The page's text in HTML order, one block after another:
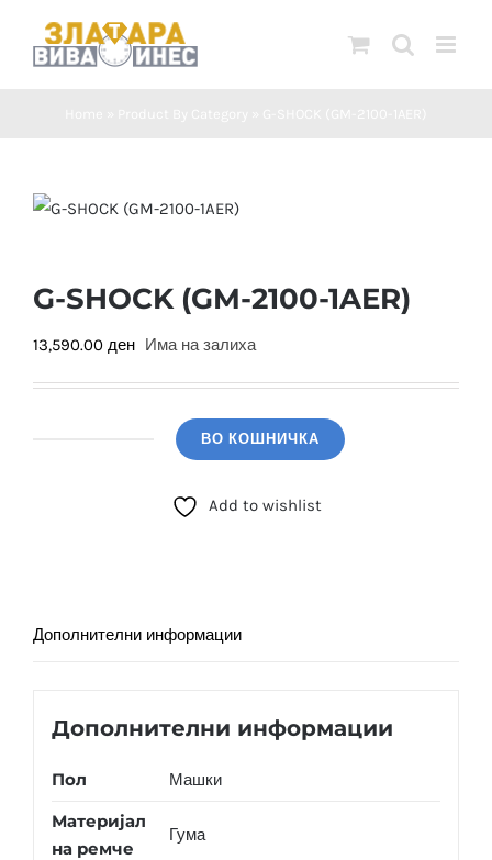
G-SHOCK (GM-2100-1AER)
13,590.00 ден Има на залиха
ВО КОШНИЧКА
Add to wishlist
Дополнителни информации
Дополнителни информации
Пол Машки
Материјал
на ремче
Гума